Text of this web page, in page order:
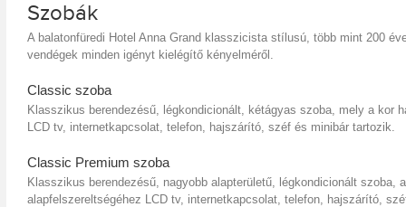
Szobák
A balatonfüredi Hotel Anna Grand klasszicista stílusú, több mint 200
vendégek minden igényt kielégítő kényelméről.
Classic szoba
Klasszikus berendezésű, légkondicionált, kétágyas szoba, mely a kor
LCD tv, internetkapcsolat, telefon, hajszárító, széf és minibár tartozik.
Classic Premium szoba
Klasszikus berendezésű, nagyobb alapterületű, légkondicionált szoba,
alapfelszereltségéhez LCD tv, internetkapcsolat, telefon, hajszárító,